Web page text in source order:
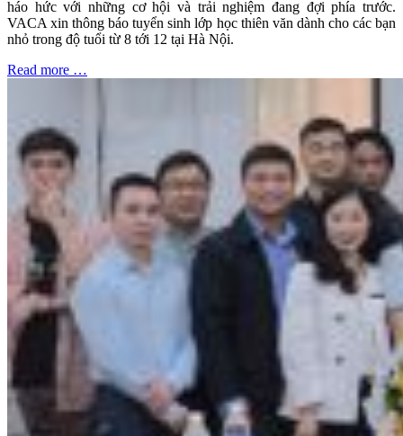
háo hức với những cơ hội và trải nghiệm đang đợi phía trước.
VACA xin thông báo tuyển sinh lớp học thiên văn dành cho các bạn
nhỏ trong độ tuổi từ 8 tới 12 tại Hà Nội.
Read more …